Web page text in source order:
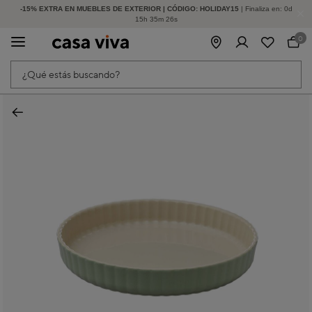
-15% EXTRA EN MUEBLES DE EXTERIOR | CÓDIGO: HOLIDAY15 | Finaliza en: 0d
15h 35m 26s
HASTA -60% DE DESCUENTO | SEGUNDAS REBAJAS
¿Qué estás buscando?
0